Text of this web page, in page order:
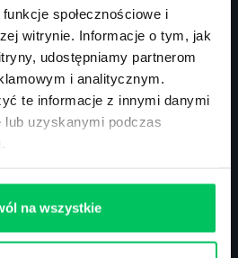
społecznościowe i
witrynie. Informacje o tym, jak
udostępniamy partnerom
i analitycznym.
te informacje z innymi danymi
uzyskanymi podczas
na wszystkie